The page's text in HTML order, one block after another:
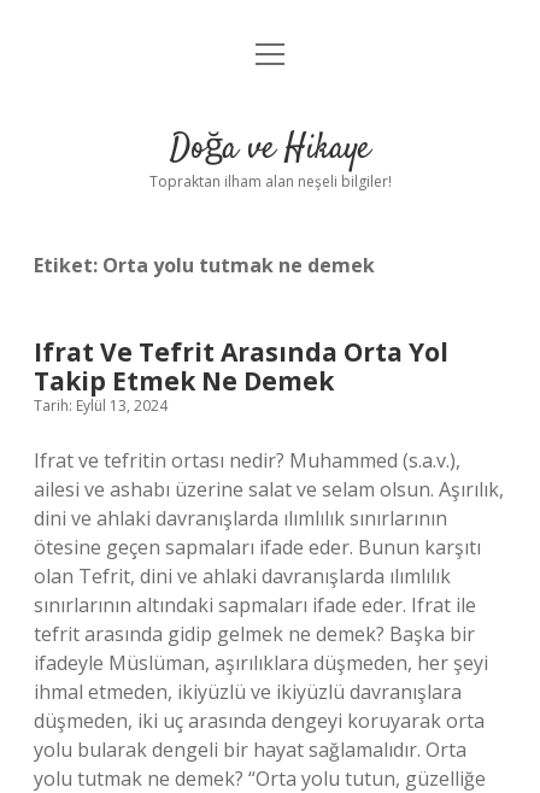
Anasayfa
Yasal Uyarı
menüyü
Doğa ve Hikaye
Topraktan ilham alan neşeli bilgiler!
Etiket: Orta yolu tutmak ne demek
Ifrat Ve Tefrit Arasında Orta Yol
Takip Etmek Ne Demek
Tarih: Eylül 13, 2024
Ifrat ve tefritin ortası nedir? Muhammed (s.a.v.),
ailesi ve ashabı üzerine salat ve selam olsun. Aşırılık,
dini ve ahlaki davranışlarda ılımlılık sınırlarının
ötesine geçen sapmaları ifade eder. Bunun karşıtı
olan Tefrit, dini ve ahlaki davranışlarda ılımlılık
sınırlarının altındaki sapmaları ifade eder. Ifrat ile
tefrit arasında gidip gelmek ne demek? Başka bir
ifadeyle Müslüman, aşırılıklara düşmeden, her şeyi
ihmal etmeden, ikiyüzlü ve ikiyüzlü davranışlara
düşmeden, iki uç arasında dengeyi koruyarak orta
yolu bularak dengeli bir hayat sağlamalıdır. Orta
yolu tutmak ne demek? “Orta yolu tutun, güzelliğe